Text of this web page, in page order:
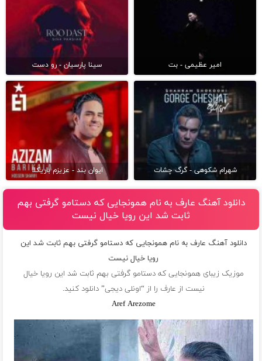
امیر عظیمی - بت سینا پارسیان - رو دست
شهرام شکوهی - گرگ چشات ایوان بند - عزیزم باریکلا
دانلود آهنگ عارف به نام همونجایی که دستامو گرفتی بهم
ثابت شد این رویا خیال نیست
دانلود آهنگ عارف به نام همونجایی که دستامو گرفتی بهم ثابت شد این
رویا خیال نیست
موزیک زیبای همونجایی که دستامو گرفتی بهم ثابت شد این رویا خیال
نیست از عارف را از “اونلی دیجی” دانلود کنید.
Aref Arezome